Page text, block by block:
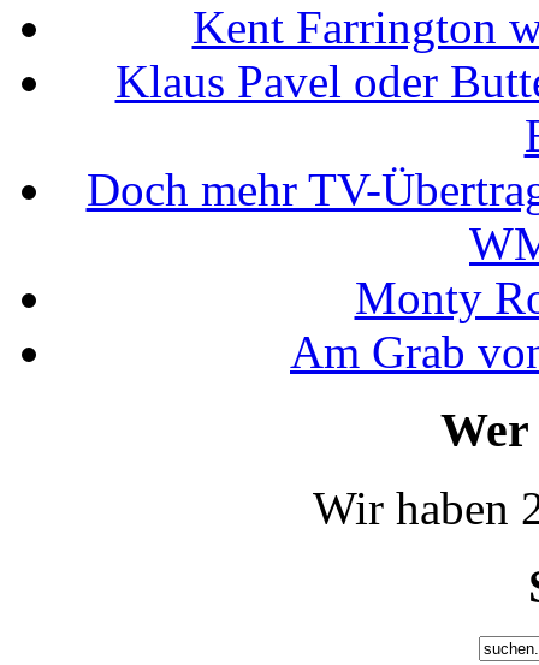
Kent Farrington
Klaus Pavel oder
Doch mehr TV-
Monty
Am Grab
Wir haben